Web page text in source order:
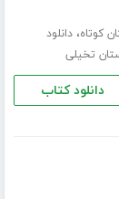
کوتاه،دانلود
تخیلی
دانلود کتاب